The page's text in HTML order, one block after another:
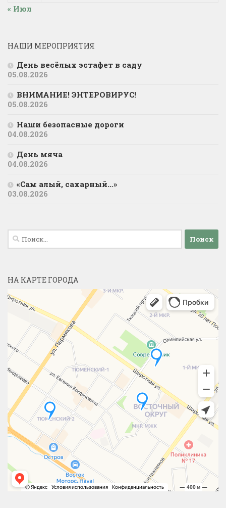
« Июл
НАШИ МЕРОПРИЯТИЯ
День весёлых эстафет в саду
05.08.2026
ВНИМАНИЕ! ЭНТЕРОВИРУС!
05.08.2026
Наши безопасные дороги
04.08.2026
День мяча
04.08.2026
«Сам алый, сахарный…»
03.08.2026
Найти:
НА КАРТЕ ГОРОДА